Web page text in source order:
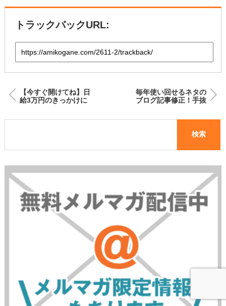
トラックバックURL:
【今すぐ開けてね】日
給3万円のきっかけに
毎年使い回せるネタの
ブログ記事修正！手抜